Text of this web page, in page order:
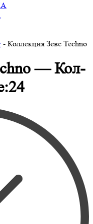
- Коллекция Зевс Techno
— Кол-